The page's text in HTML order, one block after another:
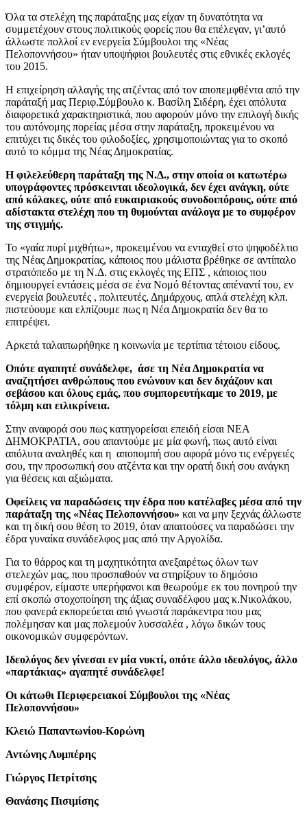
Όλα τα στελέχη της παράταξης μας είχαν τη δυνατότητα να
συμμετέχουν στους πολιτικούς φορείς που θα επέλεγαν, γι’αυτό
άλλωστε πολλοί εν ενεργεία Σύμβουλοι της «Νέας
Πελοποννήσου» ήταν υποψήφιοι βουλευτές στις εθνικές εκλογές
του 2015.
Η επιχείρηση αλλαγής της ατζέντας από τον αποπεμφθέντα από την
παράταξή μας Περιφ.Σύμβουλο κ. Βασίλη Σιδέρη, έχει απόλυτα
διαφορετικά χαρακτηριστικά, που αφορούν μόνο την επιλογή δικής
του αυτόνομης πορείας μέσα στην παράταξη, προκειμένου να
επιτύχει τις δικές του φιλοδοξίες, χρησιμοποιώντας για το σκοπό
αυτό το κόμμα της Νέας Δημοκρατίας.
Η φιλελεύθερη παράταξη της Ν.Δ., στην οποία οι κατωτέρω
υπογράφοντες πρόσκεινται ιδεολογικά, δεν έχει ανάγκη, ούτε
από κόλακες, ούτε από ευκαιριακούς συνοδοιπόρους, ούτε από
αδίστακτα στελέχη που τη θυμούνται ανάλογα με το συμφέρον
της στιγμής.
Το «γαία πυρί μιχθήτω», προκειμένου να ενταχθεί στο ψηφοδέλτιο
της Νέας Δημοκρατίας, κάποιος που μάλιστα βρέθηκε σε αντίπαλο
στρατόπεδο με τη Ν.Δ. στις εκλογές της ΕΠΣ , κάποιος που
δημιουργεί εντάσεις μέσα σε ένα Νομό θέτοντας απέναντί του, εν
ενεργεία βουλευτές , πολιτευτές, Δημάρχους, απλά στελέχη κλπ.
πιστεύουμε και ελπίζουμε πως η Νέα Δημοκρατία δεν θα το
επιτρέψει.
Αρκετά ταλαιπωρήθηκε η κοινωνία με τερτίπια τέτοιου είδους.
Οπότε αγαπητέ συνάδελφε, άσε τη Νέα Δημοκρατία να
αναζητήσει ανθρώπους που ενώνουν και δεν διχάζουν και
σεβάσου και όλους εμάς, που συμπορευτήκαμε το 2019, με
τόλμη και ειλικρίνεια.
Στην αναφορά σου πως κατηγορείσαι επειδή είσαι ΝΕΑ
ΔΗΜΟΚΡΑΤΙΑ, σου απαντούμε με μία φωνή, πως αυτό είναι
απόλυτα αναληθές και η αποπομπή σου αφορά μόνο τις ενέργειές
σου, την προσωπική σου ατζέντα και την ορατή δική σου ανάγκη
για θέσεις και αξιώματα.
Οφείλεις να παραδώσεις την έδρα που κατέλαβες μέσα από την
παράταξη της «Νέας Πελοποννήσου» και να μην ξεχνάς άλλωστε
και τη δική σου θέση το 2019, όταν απαιτούσες να παραδώσει την
έδρα γυναίκα συνάδελφος μας από την Αργολίδα.
Για το θάρρος και τη μαχητικότητα ανεξαιρέτως όλων των
στελεχών μας, που προσπαθούν να στηρίξουν το δημόσιο
συμφέρον, είμαστε υπερήφανοι και θεωρούμε εκ του πονηρού την
επί σκοπώ στοχοποίηση της άξιας συναδέλφου μας κ.Νικολάκου,
που φανερά εκπορεύεται από γνωστά παράκεντρα που μας
πολέμησαν και μας πολεμούν λυσσαλέα , λόγω δικών τους
οικονομικών συμφερόντων.
Ιδεολόγος δεν γίνεσαι εν μία νυκτί, οπότε άλλο ιδεολόγος, άλλο
«παρτάκιας» αγαπητέ συνάδελφε!
Οι κάτωθι Περιφερειακοί Σύμβουλοι της «Νέας
Πελοποννήσου»
Κλειώ Παπαντωνίου-Κορώνη
Αντώνης Λυμπέρης
Γιώργος Πετρίτσης
Θανάσης Πισιμίσης